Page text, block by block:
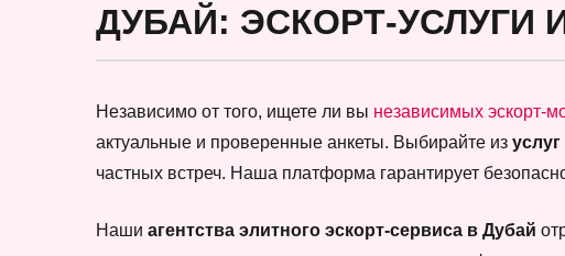
ДУБАЙ: ЭСКОРТ-УСЛУГИ
Независимо от того, ищете ли вы независимых эскорт-
актуальные и проверенные анкеты. Выбирайте из
частных встреч. Наша платформа гарантирует
Наши агентства элитного эскорт-сервиса в Дубай